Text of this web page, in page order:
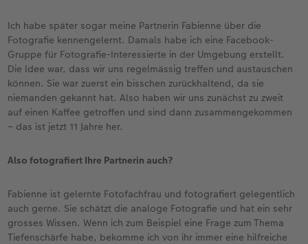
Ich habe später sogar meine Partnerin Fabienne über die
Fotografie kennengelernt. Damals habe ich eine Facebook-
Gruppe für Fotografie-Interessierte in der Umgebung erstellt.
Die Idee war, dass wir uns regelmässig treffen und austauschen
können. Sie war zuerst ein bisschen zurückhaltend, da sie
niemanden gekannt hat. Also haben wir uns zunächst zu zweit
auf einen Kaffee getroffen und sind dann zusammengekommen
– das ist jetzt 11 Jahre her.
Also fotografiert Ihre Partnerin auch?
Fabienne ist gelernte Fotofachfrau und fotografiert gelegentlich
auch gerne. Sie schätzt die analoge Fotografie und hat ein sehr
grosses Wissen. Wenn ich zum Beispiel eine Frage zum Thema
Tiefenschärfe habe, bekomme ich von ihr immer eine hilfreiche